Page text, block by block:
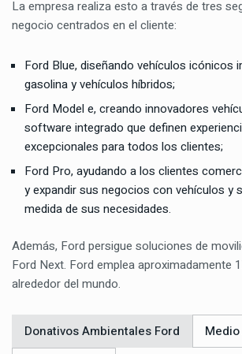
La empresa realiza esto a través de tres
negocio centrados en el cliente:
Ford Blue, diseñando vehículos icónicos
gasolina y vehículos híbridos;
Ford Model e, creando innovadores
software integrado que definen
excepcionales para todos los clientes;
Ford Pro, ayudando a los clientes
y expandir sus negocios con vehículos y
medida de sus necesidades.
Además, Ford persigue soluciones de
Ford Next. Ford emplea aproximadamente
alrededor del mundo.
Donativos Ambientales Ford